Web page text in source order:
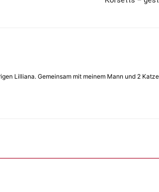
Lilliana. Gemeinsam mit meinem Mann und 2